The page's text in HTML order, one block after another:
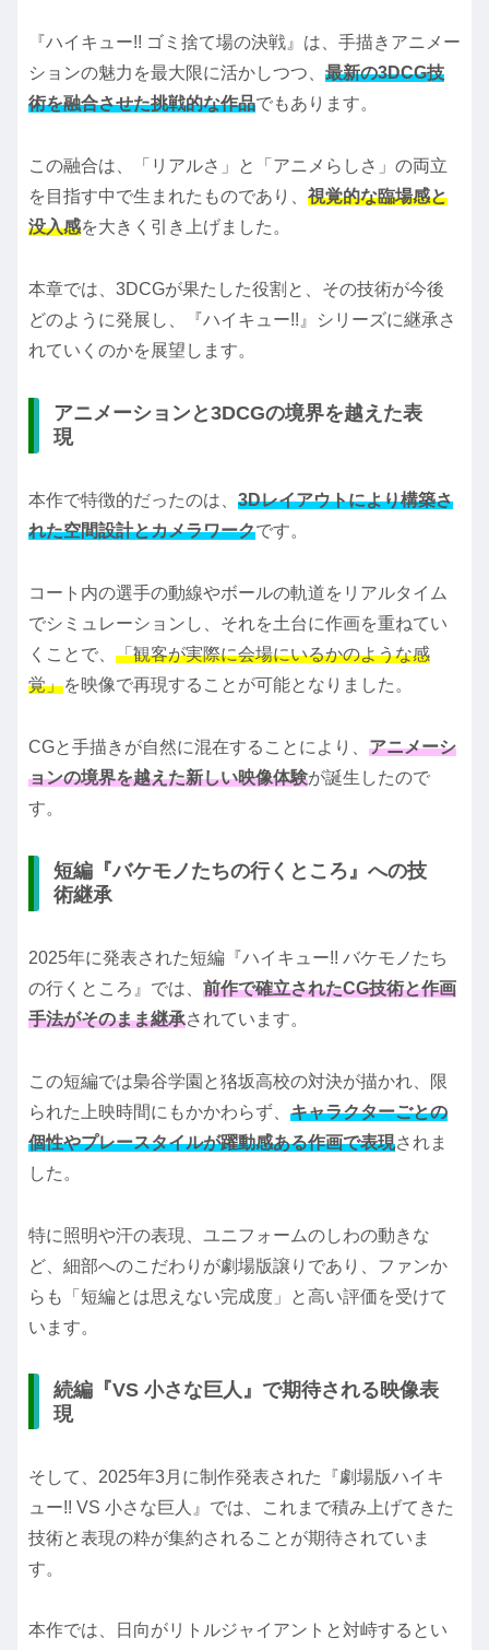
『ハイキュー!! ゴミ捨て場の決戦』は、手描きアニメー
ションの魅力を最大限に活かしつつ、 最新の3DCG技
術を融合させた挑戦的な作品でもあります。
この融合は、「リアルさ」と「アニメらしさ」の両立
を目指す中で生まれたものであり、 視覚的な臨場感と
没入感を大きく引き上げました。
本章では、3DCGが果たした役割と、その技術が今後
どのように発展し、『ハイキュー!!』シリーズに継承さ
れていくのかを展望します。
アニメーションと3DCGの境界を越えた表
現
本作で特徴的だったのは、 3Dレイアウトにより構築さ
れた空間設計とカメラワークです。
コート内の選手の動線やボールの軌道をリアルタイム
でシミュレーションし、それを土台に作画を重ねてい
くことで、 「観客が実際に会場にいるかのような感
覚」を映像で再現することが可能となりました。
CGと手描きが自然に混在することにより、 アニメーシ
ョンの境界を越えた新しい映像体験が誕生したので
す。
短編『バケモノたちの行くところ』への技
術継承
2025年に発表された短編『ハイキュー!! バケモノたち
の行くところ』では、 前作で確立されたCG技術と作画
手法がそのまま継承されています。
この短編では梟谷学園と狢坂高校の対決が描かれ、限
られた上映時間にもかかわらず、 キャラクターごとの
個性やプレースタイルが躍動感ある作画で表現されま
した。
特に照明や汗の表現、ユニフォームのしわの動きな
ど、細部へのこだわりが劇場版譲りであり、ファンか
らも「短編とは思えない完成度」と高い評価を受けて
います。
続編『VS 小さな巨人』で期待される映像表
現
そして、2025年3月に制作発表された『劇場版ハイキ
ュー!! VS 小さな巨人』では、これまで積み上げてきた
技術と表現の粋が集約されることが期待されていま
す。
本作では、日向がリトルジャイアントと対峙するとい